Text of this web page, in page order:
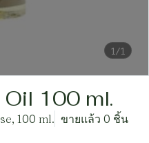
1/1
100 ml.
100 ml. ขายแล้ว 0 ชิ้น